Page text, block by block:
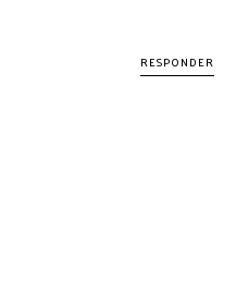
RESPONDER